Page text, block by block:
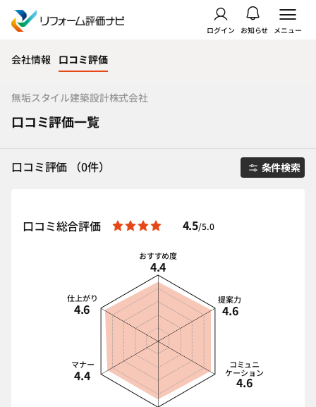
ログイン お知らせ メニュー
会社情報 口コミ評価
無垢スタイル建築設計株式会社
口コミ評価一覧
口コミ評価 （0件） 条件検索
口コミ総合評価 4.5/5.0
おすすめ度
4.4
提案力
4.6
コミュニ
ケーション
4.6
マナー
4.4
仕上がり
4.6